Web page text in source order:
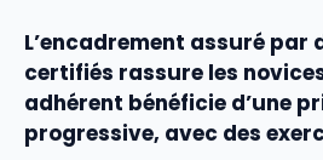
L’encadrement assuré par
certifiés rassure les
adhérent bénéficie d’une
progressive, avec des